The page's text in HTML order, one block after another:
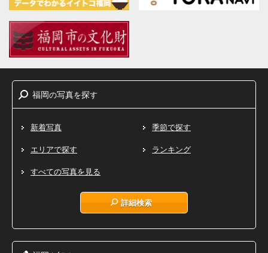
福岡の写真を探す
新着写真 季節で探す
エリアで探す ランキング
すべての写真を見る
詳細検索